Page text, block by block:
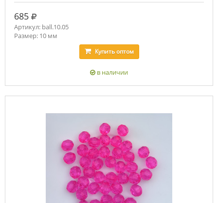
685 руб.
Артикул: ball.10.05
Размер: 10 мм
Купитьоптом
в наличии